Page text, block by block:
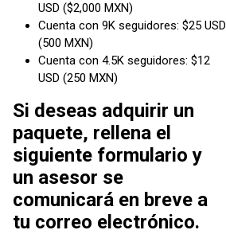
USD ($2,000 MXN)
Cuenta con 9K seguidores: $25 USD
(500 MXN)
Cuenta con 4.5K seguidores: $12
USD (250 MXN)
Si deseas adquirir un
paquete, rellena el
siguiente formulario y
un asesor se
comunicará en breve a
tu correo electrónico.